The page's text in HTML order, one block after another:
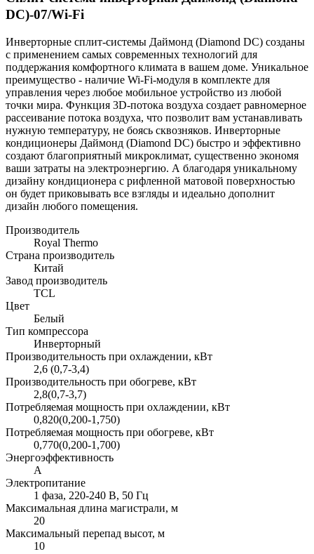
DC)-07/Wi-Fi
Инверторные сплит-системы Даймонд (Diamond DC) созданы
с применением самых современных технологий для
поддержания комфортного климата в вашем доме. Уникальное
преимущество - наличие Wi-Fi-модуля в комплекте для
управления через любое мобильное устройство из любой
точки мира. Функция 3D-потока воздуха создает равномерное
рассеивание потока воздуха, что позволит вам устанавливать
нужную температуру, не боясь сквозняков. Инверторные
кондиционеры Даймонд (Diamond DC) быстро и эффективно
создают благоприятный микроклимат, существенно экономя
ваши затраты на электроэнергию. А благодаря уникальному
дизайну кондиционера с рифленной матовой поверхностью
он будет приковывать все взгляды и идеально дополнит
дизайн любого помещения.
Производитель
Royal Thermo
Страна производитель
Китай
Завод производитель
TCL
Цвет
Белый
Тип компрессора
Инверторный
Производительность при охлаждении, кВт
2,6 (0,7-3,4)
Производительность при обогреве, кВт
2,8(0,7-3,7)
Потребляемая мощность при охлаждении, кВт
0,820(0,200-1,750)
Потребляемая мощность при обогреве, кВт
0,770(0,200-1,700)
Энергоэффективность
A
Электропитание
1 фаза, 220-240 В, 50 Гц
Максимальная длина магистрали, м
20
Максимальный перепад высот, м
10